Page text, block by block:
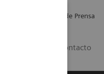
Comunicados de Prensa
Contacto